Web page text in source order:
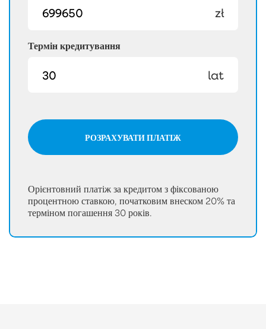
zł
Термін кредитування
lat
РОЗРАХУВАТИ ПЛАТІЖ
Орієнтовний платіж за кредитом з фіксованою
процентною ставкою, початковим внеском 20% та
терміном погашення 30 років.